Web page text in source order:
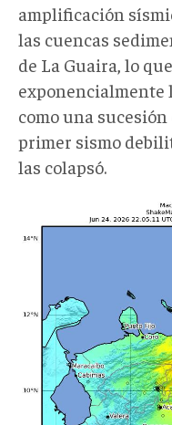
amplificación
las cuencas
de La Guaira, lo
exponencialmente
como una
primer sismo
las colapsó.
2.jpeg